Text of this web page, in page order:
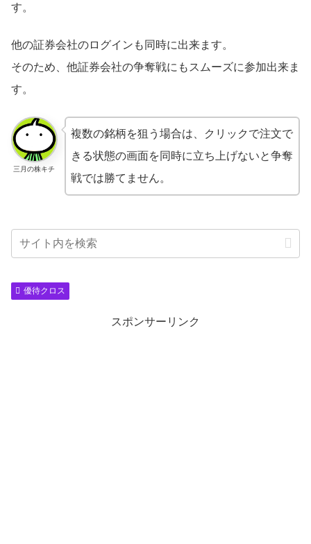
す。
他の証券会社のログインも同時に出来ます。
そのため、他証券会社の争奪戦にもスムーズに参加出来ま
す。
三月の株キチ
複数の銘柄を狙う場合は、クリックで注文で
きる状態の画面を同時に立ち上げないと争奪
戦では勝てません。
優待クロス
スポンサーリンク